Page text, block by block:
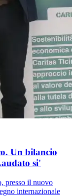
Un bilancio
si'
presso il nuovo
internazionale